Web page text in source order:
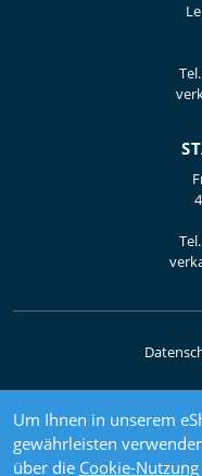
Um Ihnen in unserem
gewährleisten
über die Cookie-Nutzung
Tel.
Tel.
©